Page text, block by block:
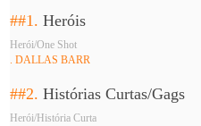
##1.Heróis
Herói/One Shot
. DALLAS BARR
##2.Histórias Curtas/Gags
Herói/História Curta